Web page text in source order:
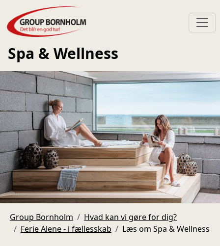
Spa & Wellness
Group Bornholm
Hvad kan vi gøre for dig?
Ferie Alene - i fællesskab
Læs om Spa & Wellness